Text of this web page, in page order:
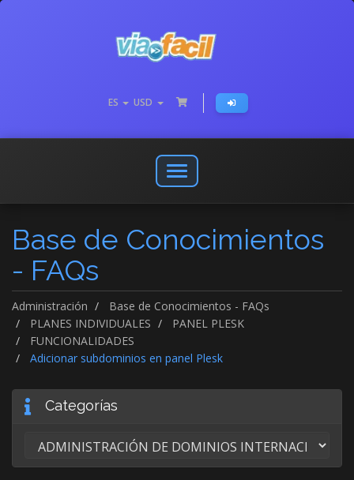
ES USD
Abrir
o
menú
de
Base de Conocimientos
- FAQs
Administración
Base de Conocimientos - FAQs
PLANES INDIVIDUALES
PANEL PLESK
FUNCIONALIDADES
Adicionar subdominios en panel Plesk
Categorías